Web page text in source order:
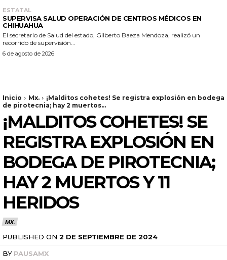
ESTATAL
SUPERVISA SALUD OPERACIÓN DE CENTROS MÉDICOS EN
CHIHUAHUA
El secretario de Salud del estado, Gilberto Baeza Mendoza, realizó un
recorrido de supervisión...
6 de agosto de 2026